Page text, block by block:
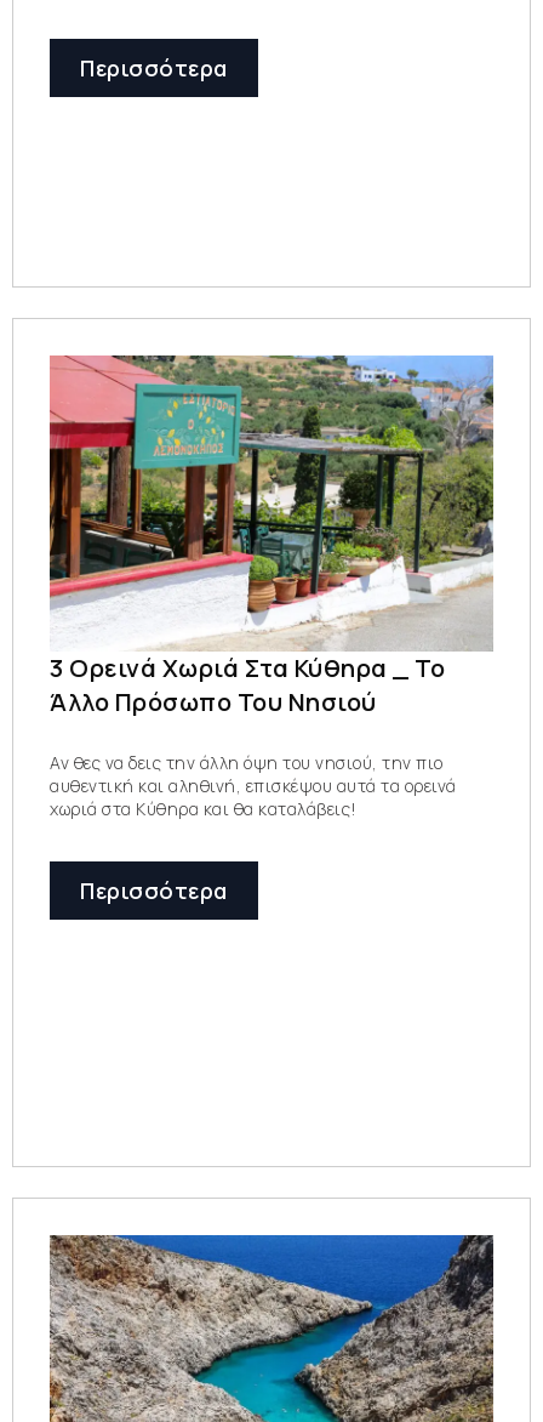
Περισσότερα
3 Ορεινά Χωριά Στα Κύθηρα _ Το
Άλλο Πρόσωπο Του Νησιού
Αν θες να δεις την άλλη όψη του νησιού, την πιο
αυθεντική και αληθινή, επισκέψου αυτά τα ορεινά
χωριά στα Κύθηρα και θα καταλάβεις!
Περισσότερα